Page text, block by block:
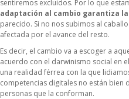
sentiremos excluidos. Por lo que
adaptación al cambio garantiza
parecido. Si no nos subimos al
afectada por el avance del resto.
Es decir, el cambio va a escoger a
acuerdo con el darwinismo social en
una realidad férrea con la que
competencias digitales no están bien
personas que la conforman.